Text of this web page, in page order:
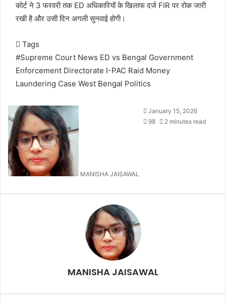
कोर्ट ने 3 फरवरी तक ED अधिकारियों के खिलाफ दर्ज FIR पर रोक जारी
रखी है और उसी दिन अगली सुनवाई होगी।
Tags
#Supreme Court News ED vs Bengal Government
Enforcement Directorate I-PAC Raid Money
Laundering Case West Bengal Politics
MANISHA JAISAWAL
January 15, 2026
98
2 minutes read
MANISHA JAISAWAL